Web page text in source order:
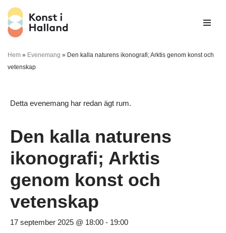
Hoppa
till
innehåll
Hem » Evenemang » Den kalla naturens ikonografi; Arktis genom konst och
vetenskap
Detta evenemang har redan ägt rum.
Den kalla naturens
ikonografi; Arktis
genom konst och
vetenskap
17 september 2025 @ 18:00 - 19:00